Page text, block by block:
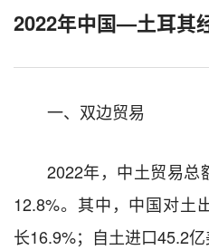
2022年中国—土耳其
一、双边贸易
2022年，中土贸易总
12.8%。其中，中国对土
长16.9%；自土进口45.2